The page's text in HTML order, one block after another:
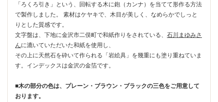
「ろくろ引き」という、回転する木に鉋（カンナ）を当てて形作る方法
で製作しました。 素材はケヤキで、木目が美しく、なめらかでしっと
りとした質感です。
文字盤は、下地に金沢市二俣町で和紙作りをされている、 石川まゆみさ
んに漉いていただいた和紙を使用し、
その上に天然石を砕いて作られる「岩絵具」を幾重にも塗り重ねていま
す。インデックスは金沢の金箔です。
■木の部分の色は、プレーン・ブラウン・ブラックの三色をご用意して
おります。